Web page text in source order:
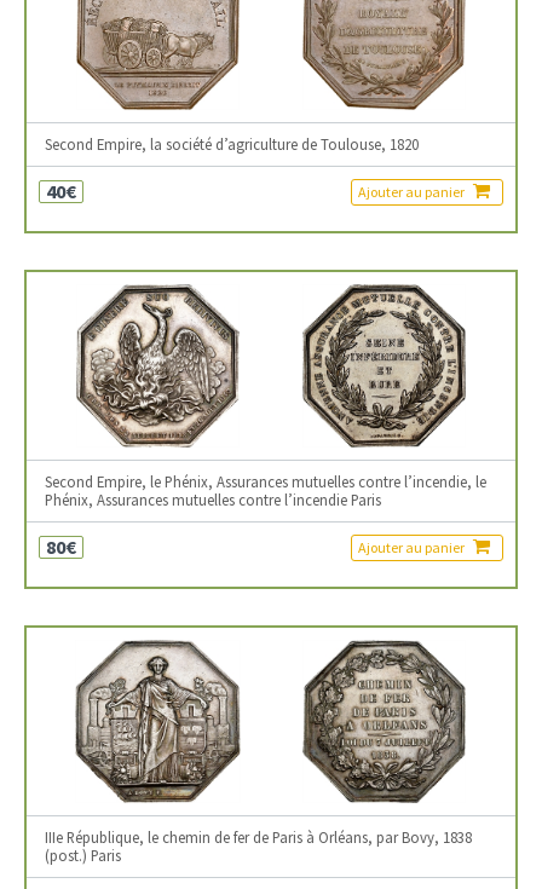
Second Empire, la société d’agriculture de Toulouse, 1820
40€ Ajouter au panier
Second Empire, le Phénix, Assurances mutuelles contre l’incendie, le
Phénix, Assurances mutuelles contre l’incendie Paris
80€ Ajouter au panier
IIIe République, le chemin de fer de Paris à Orléans, par Bovy, 1838
(post.) Paris